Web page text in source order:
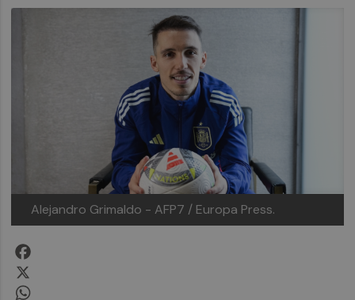
Alejandro Grimaldo - AFP7 / Europa Press.